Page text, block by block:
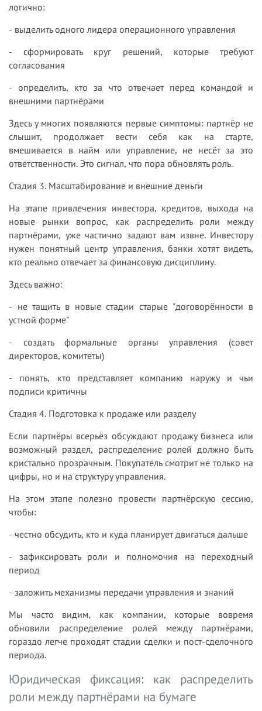
логично:
- выделить одного лидера операционного управления
- сформировать круг решений, которые требуют
согласования
- определить, кто за что отвечает перед командой и
внешними партнёрами
Здесь у многих появляются первые симптомы: партнёр не
слышит, продолжает вести себя как на старте,
вмешивается в найм или управление, не несёт за это
ответственности. Это сигнал, что пора обновлять роль.
Стадия 3. Масштабирование и внешние деньги
На этапе привлечения инвестора, кредитов, выхода на
новые рынки вопрос, как распределить роли между
партнёрами, уже частично задают вам извне. Инвестору
нужен понятный центр управления, банки хотят видеть,
кто реально отвечает за финансовую дисциплину.
Здесь важно:
- не тащить в новые стадии старые "договорённости в
устной форме"
- создать формальные органы управления (совет
директоров, комитеты)
- понять, кто представляет компанию наружу и чьи
подписи критичны
Стадия 4. Подготовка к продаже или разделу
Если партнёры всерьёз обсуждают продажу бизнеса или
возможный раздел, распределение ролей должно быть
кристально прозрачным. Покупатель смотрит не только на
цифры, но и на структуру управления.
На этом этапе полезно провести партнёрскую сессию,
чтобы:
- честно обсудить, кто и куда планирует двигаться дальше
- зафиксировать роли и полномочия на переходный
период
- заложить механизмы передачи управления и знаний
Мы часто видим, как компании, которые вовремя
обновили распределение ролей между партнёрами,
гораздо легче проходят стадии сделки и пост-сделочного
периода.
Юридическая фиксация: как распределить
роли между партнёрами на бумаге